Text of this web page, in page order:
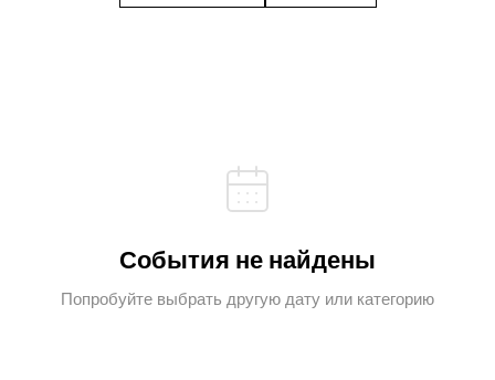
События не найдены
Попробуйте выбрать другую дату или категорию